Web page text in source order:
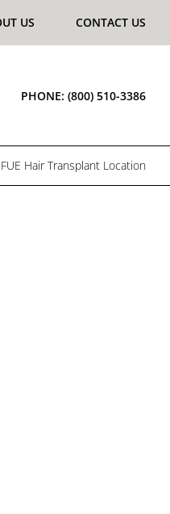
US CONTACT US
PHONE:(800) 510-3386
Hair Transplant Location